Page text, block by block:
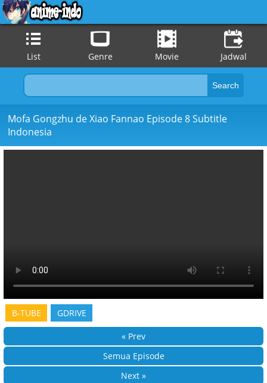
List Genre Movie Jadwal
Mofa Gongzhu de Xiao Fannao Episode 8 Subtitle
Indonesia
B-TUBE GDRIVE
« Prev
Semua Episode
Next »